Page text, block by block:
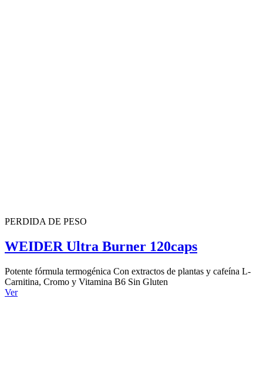
PERDIDA DE PESO
WEIDER Ultra Burner 120caps
Potente fórmula termogénica Con extractos de plantas y cafeína L-
Carnitina, Cromo y Vitamina B6 Sin Gluten
Ver